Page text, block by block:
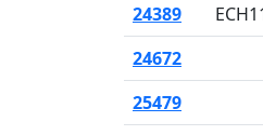
24389
24672
25479